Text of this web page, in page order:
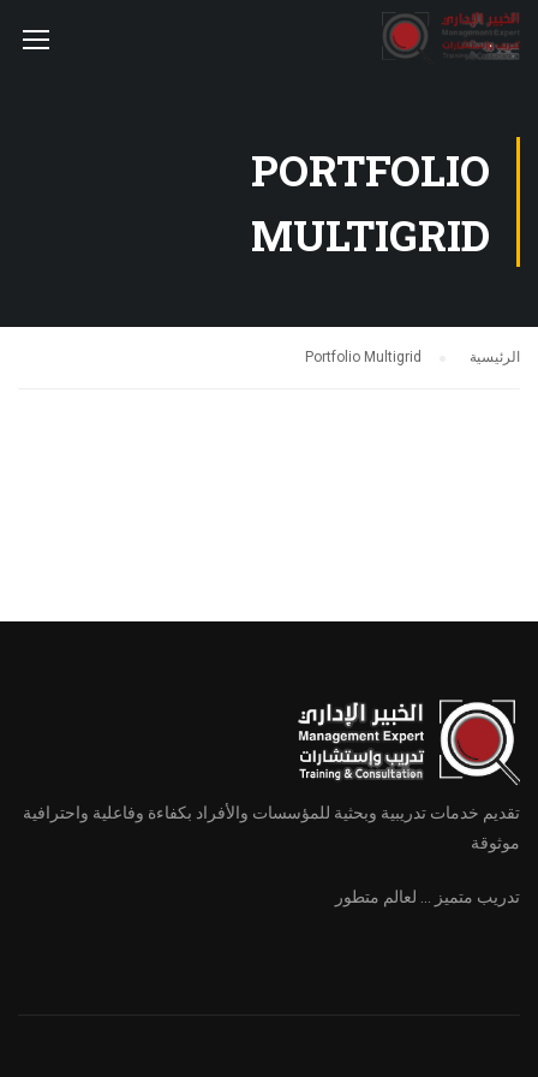
PORTFOLIO
MULTIGRID
الرئيسية Portfolio Multigrid
تقديم خدمات تدريبية وبحثية للمؤسسات والأفراد بكفاءة وفاعلية واحترافية
موثوقة
تدريب متميز ... لعالم متطور